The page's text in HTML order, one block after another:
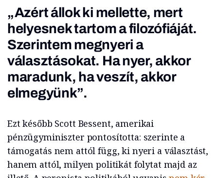
„Azért állok ki mellette, mert
helyesnek tartom a filozófiáját.
Szerintem megnyeri a
választásokat. Ha nyer, akkor
maradunk, ha veszít, akkor
elmegyünk”.
Ezt később Scott Bessent, amerikai
pénzügyminiszter pontosította: szerinte a
támogatás nem attól függ, ki nyeri a választást,
hanem attól, milyen politikát folytat majd az